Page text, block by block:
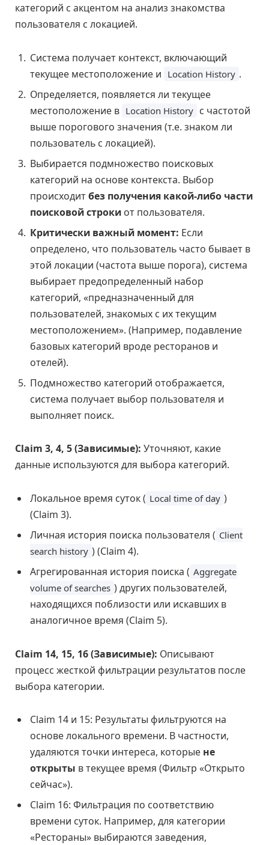
категорий с акцентом на анализ знакомства
пользователя с локацией.
Система получает контекст, включающий
текущее местоположение и Location History .
Определяется, появляется ли текущее
местоположение в Location History с частотой
выше порогового значения (т.е. знаком ли
пользователь с локацией).
Выбирается подмножество поисковых
категорий на основе контекста. Выбор
происходитбез получения какой-либо части
поисковой строки от пользователя.
Критически важный момент: Если
определено, что пользователь часто бывает в
этой локации (частота выше порога), система
выбирает предопределенный набор
категорий, «предназначенный для
пользователей, знакомых с их текущим
местоположением». (Например, подавление
базовых категорий вроде ресторанов и
отелей).
Подмножество категорий отображается,
система получает выбор пользователя и
выполняет поиск.
Claim 3, 4, 5 (Зависимые): Уточняют, какие
данные используются для выбора категорий.
Локальное время суток ( Local time of day )
(Claim 3).
Личная история поиска пользователя ( Client
search history ) (Claim 4).
Агрегированная история поиска ( Aggregate
volume of searches ) других пользователей,
находящихся поблизости или искавших в
аналогичное время (Claim 5).
Claim 14, 15, 16 (Зависимые): Описывают
процесс жесткой фильтрации результатов после
выбора категории.
Claim 14 и 15: Результаты фильтруются на
основе локального времени. В частности,
удаляются точки интереса, которые не
открыты в текущее время (Фильтр «Открыто
сейчас»).
Claim 16: Фильтрация по соответствию
времени суток. Например, для категории
«Рестораны» выбираются заведения,